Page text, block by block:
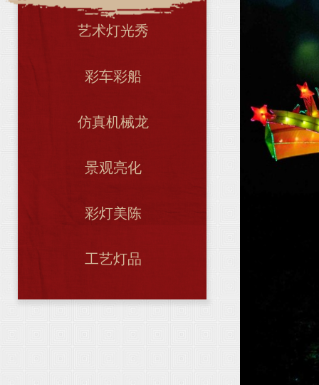
艺术灯光秀
彩车彩船
仿真机械龙
景观亮化
彩灯美陈
工艺灯品